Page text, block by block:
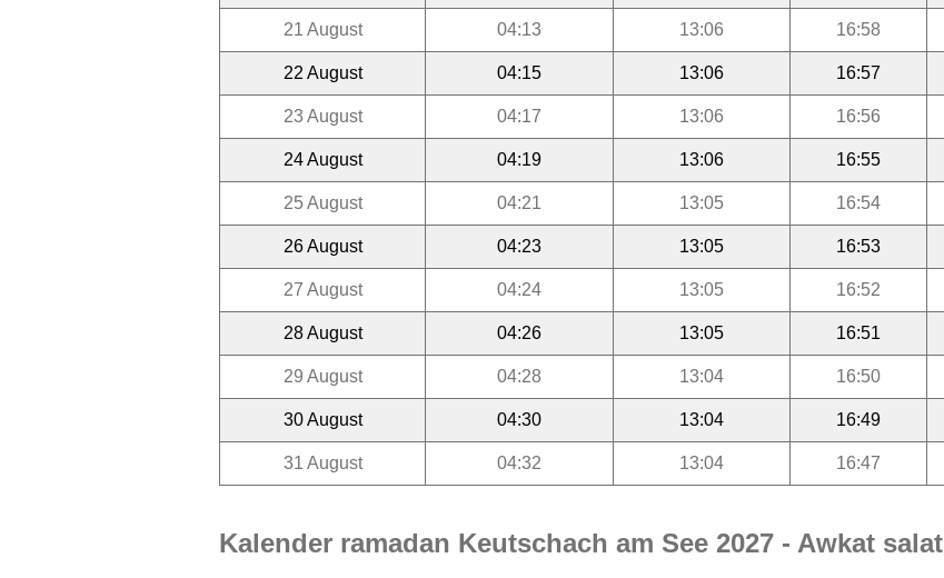
21 August 04:13 13:06 16:58
22 August 04:15 13:06 16:57
23 August 04:17 13:06 16:56
24 August 04:19 13:06 16:55
25 August 04:21 13:05 16:54
26 August 04:23 13:05 16:53
27 August 04:24 13:05 16:52
28 August 04:26 13:05 16:51
29 August 04:28 13:04 16:50
30 August 04:30 13:04 16:49
31 August 04:32 13:04 16:47
Kalender ramadan Keutschach am See 2027 - Awkat salat